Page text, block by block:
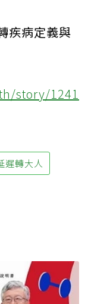
疾病定義與
story/1241
遲轉大人